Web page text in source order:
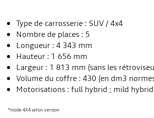
Type de carrosserie : SUV / 4x4
Nombre de places : 5
Longueur : 4 343 mm
Hauteur : 1 656 mm
Largeur : 1 813 mm (sans les
Volume du coffre : 430 (en dm3
Motorisations : full hybrid ; mild hybrid
*mode 4X4 selon version